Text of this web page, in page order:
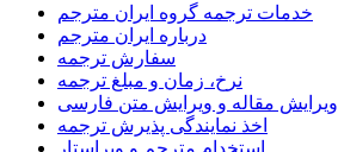
خدمات ترجمه گروه ایران مترجم
درباره ایران مترجم
سفارش ترجمه
نرخ، زمان و مبلغ ترجمه
ویرایش مقاله و ویرایش متن فارسی
اخذ نمایندگی پذیرش ترجمه
استخدام مترجم و ویراستار